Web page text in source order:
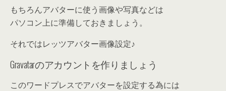
もちろんアバターに使う画像や写真などは
パソコン上に準備しておきましょう。
それではレッツアバター画像設定♪
Gravatarのアカウントを作りましょう
このワードプレスでアバターを設定する為には